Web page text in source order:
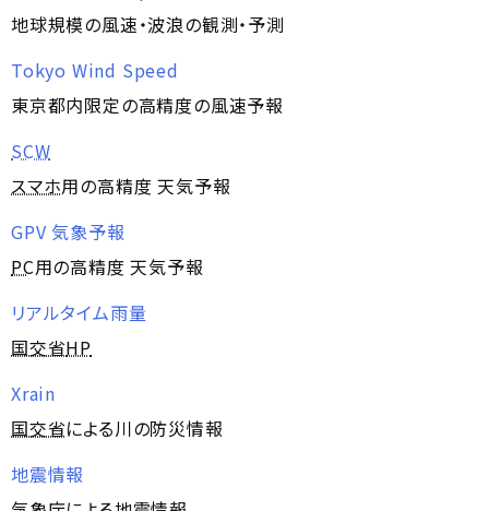
地球規模の風速・波浪の観測・予測
Tokyo Wind Speed
東京都内限定の高精度の風速予報
SCW
スマホ用の高精度 天気予報
GPV 気象予報
PC用の高精度 天気予報
リアルタイム雨量
国交省HP
Xrain
国交省による川の防災情報
地震情報